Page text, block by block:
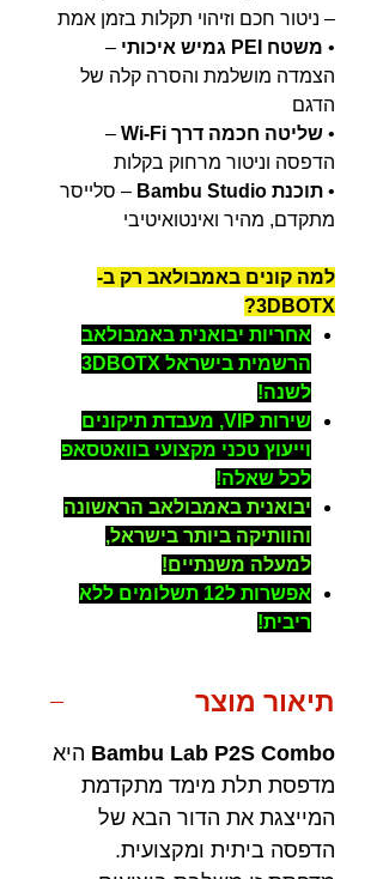
– ניטור חכם וזיהוי תקלות בזמן אמת
• משטח PEI גמיש איכותי
–
הצמדה מושלמת והסרה קלה של
הדגם
• שליטה חכמה דרך Wi-Fi
–
הדפסה וניטור מרחוק בקלות
• תוכנת Bambu Studio
– סלייסר
מתקדם, מהיר ואינטואיטיבי
למה קונים באמבולאב רק ב-
3DBOTX?
אחריות יבואנית באמבולאב
הרשמית בישראל 3DBOTX
לשנה!
שירות VIP, מעבדת תיקונים
וייעוץ טכני מקצועי בוואטסאפ
לכל שאלה!
יבואנית באמבולאב הראשונה
והוותיקה ביותר בישראל,
למעלה משנתיים!
אפשרות ל12 תשלומים ללא
ריבית!
תיאור מוצר
Bambu Lab P2S Combo היא
מדפסת תלת מימד מתקדמת
המייצגת את הדור הבא של
הדפסה ביתית ומקצועית.